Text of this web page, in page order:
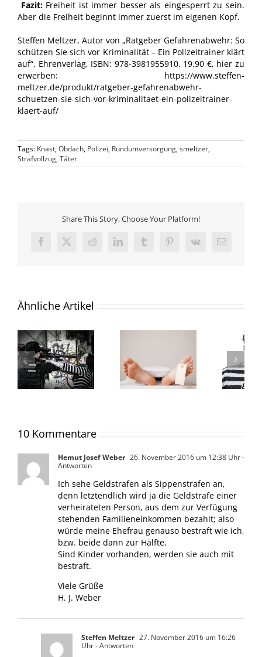
Fazit:Freiheit ist immer besser als eingesperrt zu sein.
Aber die Freiheit beginnt immer zuerst im eigenen Kopf.
Steffen Meltzer, Autor von „Ratgeber Gefahrenabwehr: So
schützen Sie sich vor Kriminalität – Ein Polizeitrainer klärt
auf“, Ehrenverlag, ISBN: 978-3981955910, 19,90 €, hier zu
erwerben: https://www.steffen-
meltzer.de/produkt/ratgeber-gefahrenabwehr-
schuetzen-sie-sich-vor-kriminalitaet-ein-polizeitrainer-
klaert-auf/
Tags: Knast,Obdach, Polizei, Rundumversorgung,smeltzer,
Strafvollzug,Täter
Share This Story, Choose Your Platform!
Facebook
X RedditLinkedInTumblrPinterest
Vk
E-
Ähnliche Artikel
10 Kommentare
Hemut Josef Weber 26. November 2016 um 12:38 Uhr-
Antworten
Ich sehe Geldstrafen als Sippenstrafen an,
denn letztendlich wird ja die Geldstrafe einer
verheirateten Person, aus dem zur Verfügung
stehenden Familieneinkommen bezahlt; also
würde meine Ehefrau genauso bestraft wie ich,
bzw. beide dann zur Hälfte.
Sind Kinder vorhanden, werden sie auch mit
bestraft.
Viele Grüße
H. J. Weber
Steffen Meltzer 27. November 2016 um 16:26
Uhr- Antworten